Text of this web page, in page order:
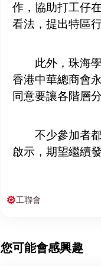
作，協助打工仔
看法，提出特區
此外，珠海學
香港中華總商會
同意要讓各階層
不少參加者都
啟示，期望繼續
工聯會
您可能會感興趣